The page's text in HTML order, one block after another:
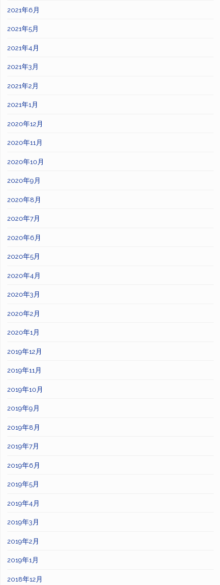
2021年6月
2021年5月
2021年4月
2021年3月
2021年2月
2021年1月
2020年12月
2020年11月
2020年10月
2020年9月
2020年8月
2020年7月
2020年6月
2020年5月
2020年4月
2020年3月
2020年2月
2020年1月
2019年12月
2019年11月
2019年10月
2019年9月
2019年8月
2019年7月
2019年6月
2019年5月
2019年4月
2019年3月
2019年2月
2019年1月
2018年12月